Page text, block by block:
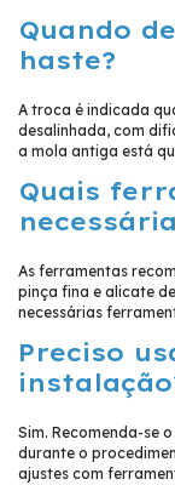
Quando
haste?
A troca é indicada
desalinhada, com
a mola antiga está
Quais
As ferramentas
pinça fina e alicate
necessárias
Preciso
Sim. Recomenda-se
durante o
ajustes com